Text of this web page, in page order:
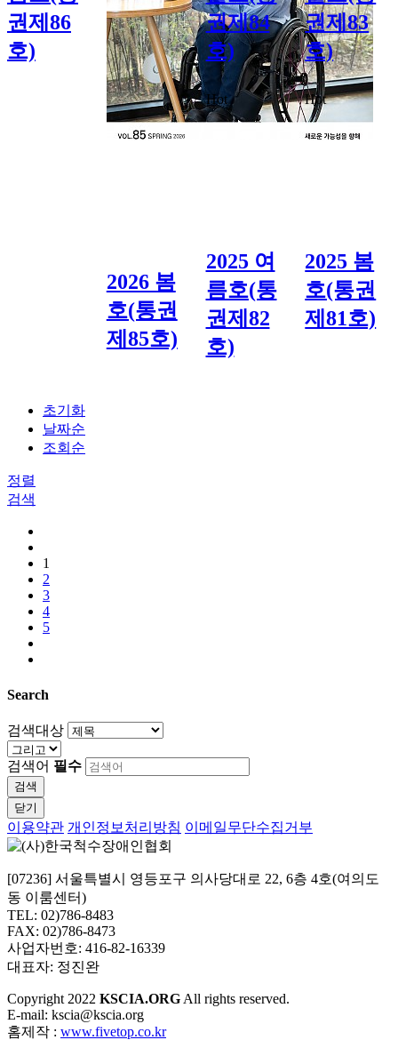
권제86
호)
2026 봄
호(통권
제85호)
권제84
호)
권제83
호)
Hot
2025 여
름호(통
권제82
호)
Hot
2025 봄
호(통권
제81호)
초기화
날짜순
조회순
정렬
검색
1
2
3
4
5
Search
검색대상
검색어 필수
검색
닫기
이용약관 개인정보처리방침 이메일무단수집거부
[07236] 서울특별시 영등포구 의사당대로 22, 6층 4호(여의도
동 이룸센터)
TEL: 02)786-8483
FAX: 02)786-8473
사업자번호: 416-82-16339
대표자: 정진완
Copyright 2022 KSCIA.ORG All rights reserved.
E-mail: kscia@kscia.org
홈제작 : www.fivetop.co.kr